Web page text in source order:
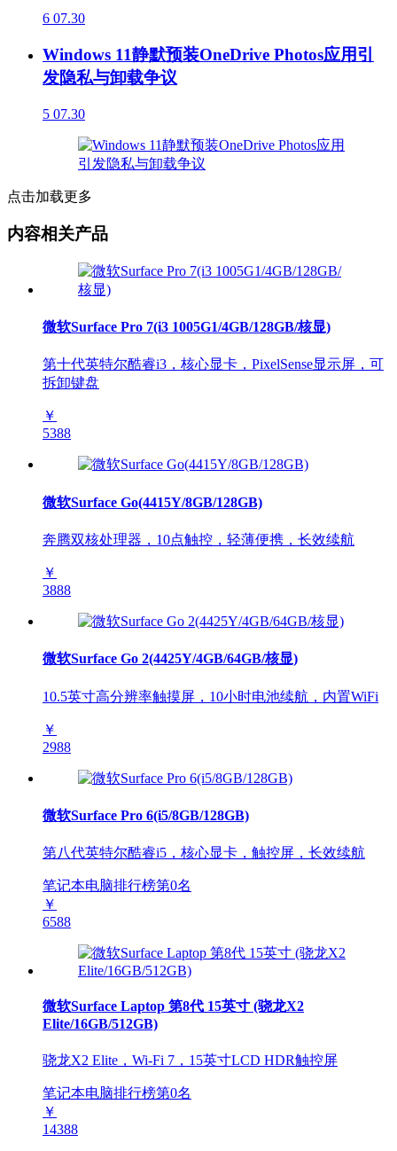
6 07.30
Windows 11静默预装OneDrive Photos应用引
发隐私与卸载争议
5 07.30
点击加载更多
内容相关产品
微软Surface Pro 7(i3 1005G1/4GB/128GB/核显)
第十代英特尔酷睿i3，核心显卡，PixelSense显示屏，可
拆卸键盘
￥
5388
微软Surface Go(4415Y/8GB/128GB)
奔腾双核处理器，10点触控，轻薄便携，长效续航
￥
3888
微软Surface Go 2(4425Y/4GB/64GB/核显)
10.5英寸高分辨率触摸屏，10小时电池续航，内置WiFi
￥
2988
微软Surface Pro 6(i5/8GB/128GB)
第八代英特尔酷睿i5，核心显卡，触控屏，长效续航
笔记本电脑排行榜第0名
￥
6588
微软Surface Laptop 第8代 15英寸 (骁龙X2
Elite/16GB/512GB)
骁龙X2 Elite，Wi-Fi 7，15英寸LCD HDR触控屏
笔记本电脑排行榜第0名
￥
14388